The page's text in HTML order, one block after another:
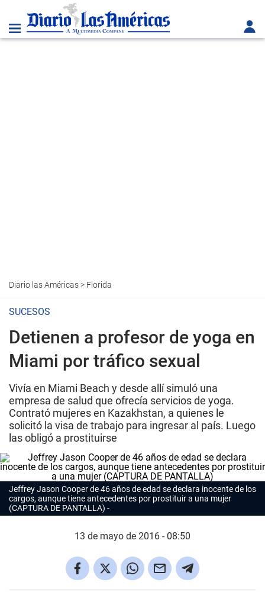
Diario las Américas> Florida
SUCESOS
Detienen a profesor de yoga en
Miami por tráfico sexual
Vivía en Miami Beach y desde allí simuló una
empresa de salud que ofrecía servicios de yoga.
Contrató mujeres en Kazakhstan, a quienes le
solicitó la visa de trabajo para ingresar al país. Luego
las obligó a prostituirse
Jeffrey Jason Cooper de 46 años de edad se declara inocente de los
cargos, aunque tiene antecedentes por prostituir a una mujer
(CAPTURA DE PANTALLA)
13 de mayo de 2016 - 08:50